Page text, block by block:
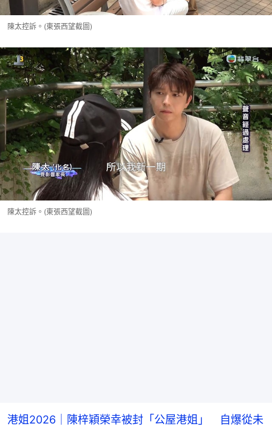
陳太控訴。(東張西望截圖)
陳太控訴。(東張西望截圖)
港姐2026｜陳梓穎榮幸被封「公屋港姐」 自爆從未